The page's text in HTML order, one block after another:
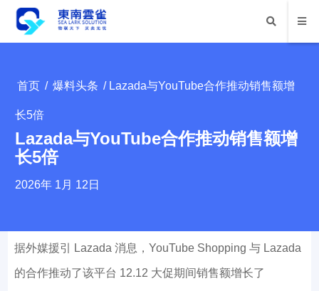
首页 / 爆料头条 / Lazada与YouTube合作推动销售额增
长5倍
Lazada与YouTube合作推动销售额增
长5倍
2026年 1月 12日
据外媒援引 Lazada 消息，YouTube Shopping 与 Lazada
的合作推动了该平台 12.12 大促期间销售额增长了